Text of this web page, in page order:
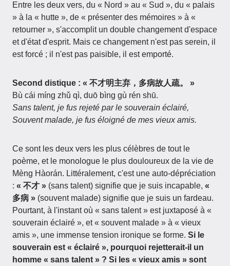
Entre les deux vers, du « Nord » au « Sud », du « palais
» à la « hutte », de « présenter des mémoires » à «
retourner », s'accomplit un double changement d'espace
et d'état d'esprit. Mais ce changement n'est pas serein, il
est forcé ; il n'est pas paisible, il est emporté.
Second distique : « 不才明主弃，多病故人疏。 »
Bù cái míng zhǔ qì, duō bìng gù rén shū.
Sans talent, je fus rejeté par le souverain éclairé,
Souvent malade, je fus éloigné de mes vieux amis.
Ce sont les deux vers les plus célèbres de tout le
poème, et le monologue le plus douloureux de la vie de
Mèng Hàorán. Littéralement, c'est une auto-dépréciation
: « 不才 » (sans talent) signifie que je suis incapable, «
多病 » (souvent malade) signifie que je suis un fardeau.
Pourtant, à l'instant où « sans talent » est juxtaposé à «
souverain éclairé », et « souvent malade » à « vieux
amis », une immense tension ironique se forme. Si le
souverain est « éclairé », pourquoi rejetterait-il un
homme « sans talent » ? Si les « vieux amis » sont